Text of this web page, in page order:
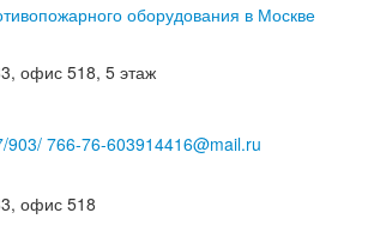
офис 518, 5 этаж
/903/ 766-76-603914416@mail.ru
офис 518